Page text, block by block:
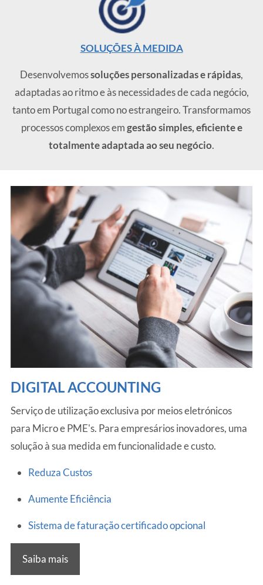
SOLUÇÕES À MEDIDA
Desenvolvemossoluções personalizadas e rápidas,
adaptadas ao ritmo e às necessidades de cada negócio,
tanto em Portugal como no estrangeiro. Transformamos
processos complexos emgestão simples, eficiente e
totalmente adaptada ao seu negócio.
DIGITAL ACCOUNTING
Serviço de utilização exclusiva por meios eletrónicos
para Micro e PME's. Para empresários inovadores, uma
solução à sua medida em funcionalidade e custo.
Reduza Custos
Aumente Eficiência
Sistema de faturação certificado opcional
Saiba mais